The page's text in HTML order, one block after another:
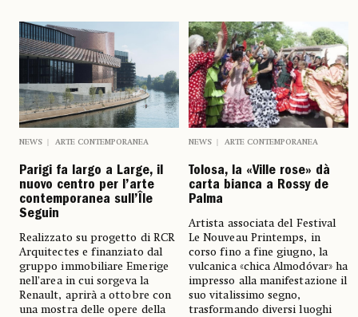
NEWS ARTE CONTEMPORANEA
Parigi fa largo a Large, il
nuovo centro per l’arte
contemporanea sull’Île
Seguin
Realizzato su progetto di RCR
Arquitectes e finanziato dal
gruppo immobiliare Emerige
nell’area in cui sorgeva la
Renault, aprirà a ottobre con
una mostra delle opere della
NEWS ARTE CONTEMPORANEA
Tolosa, la «Ville rose» dà
carta bianca a Rossy de
Palma
Artista associata del Festival
Le Nouveau Printemps, in
corso fino a fine giugno, la
vulcanica «chica Almodóvar» ha
impresso alla manifestazione il
suo vitalissimo segno,
trasformando diversi luoghi